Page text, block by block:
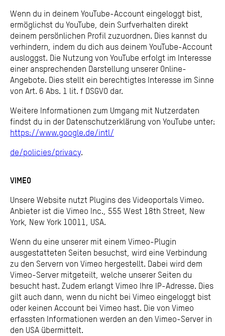
Wenn du in deinem YouTube-Account eingeloggt bist,
ermöglichst du YouTube, dein Surfverhalten direkt
deinem persönlichen Profil zuzuordnen. Dies kannst du
verhindern, indem du dich aus deinem YouTube-Account
ausloggst. Die Nutzung von YouTube erfolgt im Interesse
einer ansprechenden Darstellung unserer Online-
Angebote. Dies stellt ein berechtigtes Interesse im Sinne
von Art. 6 Abs. 1 lit. f DSGVO dar.
Weitere Informationen zum Umgang mit Nutzerdaten
findst du in der Datenschutzerklärung von YouTube unter:
https://www.google.de/intl/
de/policies/privacy.
VIMEO
Unsere Website nutzt Plugins des Videoportals Vimeo.
Anbieter ist die Vimeo Inc., 555 West 18th Street, New
York, New York 10011, USA.
Wenn du eine unserer mit einem Vimeo-Plugin
ausgestatteten Seiten besuchst, wird eine Verbindung
zu den Servern von Vimeo hergestellt. Dabei wird dem
Vimeo-Server mitgeteilt, welche unserer Seiten du
besucht hast. Zudem erlangt Vimeo Ihre IP-Adresse. Dies
gilt auch dann, wenn du nicht bei Vimeo eingeloggt bist
oder keinen Account bei Vimeo hast. Die von Vimeo
erfassten Informationen werden an den Vimeo-Server in
den USA übermittelt.